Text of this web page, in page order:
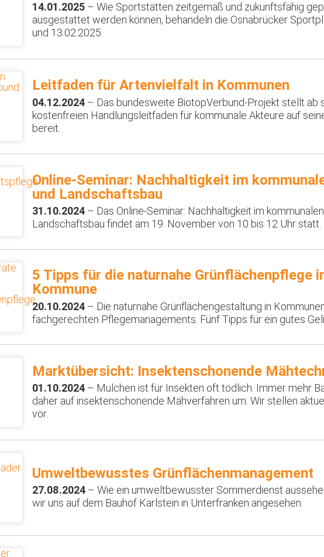
14.01.2025 – Wie Sportstätten zeitgemäß und zukunftsfähig
ausgestattet werden können, behandeln die Osnabrücker
und 13.02.2025.
Leitfaden für Artenvielfalt in Kommunen
04.12.2024 – Das bundesweite BiotopVerbund-Projekt stellt ab
kostenfreien Handlungsleitfaden für kommunale Akteure auf
bereit.
Online-Seminar: Nachhaltigkeit im
und Landschaftsbau
31.10.2024 – Das Online-Seminar: Nachhaltigkeit im
Landschaftsbau findet am 19. November von 10 bis 12 Uhr statt.
5 Tipps für die naturnahe Grünflächenpflege
Kommune
20.10.2024 – Die naturnahe Grünflächengestaltung in
fachgerechten Pflegemanagements. Fünf Tipps für ein gutes
Marktübersicht: Insektenschonende
01.10.2024 – Mulchen ist für Insekten oft tödlich. Immer mehr
daher auf insektenschonende Mähverfahren um. Wir stellen
vor.
Umweltbewusstes Grünflächenmanagement
27.08.2024 – Wie ein umweltbewusster Sommerdienst
wir uns auf dem Bauhof Karlstein in Unterfranken angesehen.